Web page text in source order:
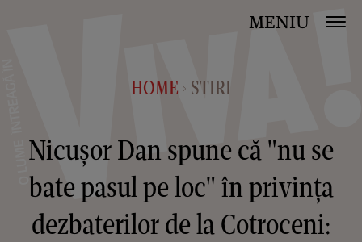
MENIU
HOME > STIRI
Nicușor Dan spune că "nu se
bate pasul pe loc" în privința
dezbaterilor de la Cotroceni: